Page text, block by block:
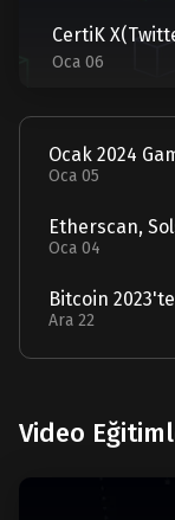
CertiK
Oca 06
Ocak 2024
Oca 05
Oca 04
Ara 22
Video